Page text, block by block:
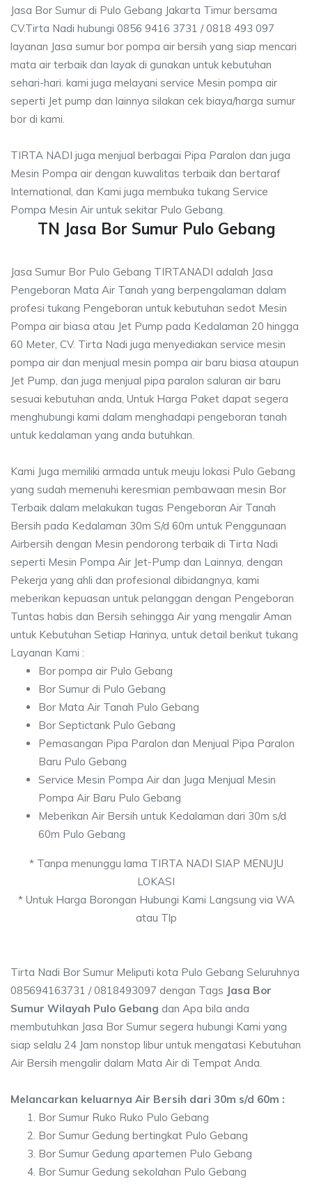
Jasa Bor Sumur di Pulo Gebang Jakarta Timur bersama
CV.Tirta Nadi hubungi 0856 9416 3731 / 0818 493 097
layanan Jasa sumur bor pompa air bersih yang siap mencari
mata air terbaik dan layak di gunakan untuk kebutuhan
sehari-hari. kami juga melayani service Mesin pompa air
seperti Jet pump dan lainnya silakan cek biaya/harga sumur
bor di kami.
TIRTA NADI juga menjual berbagai Pipa Paralon dan juga
Mesin Pompa air dengan kuwalitas terbaik dan bertaraf
International, dan Kami juga membuka tukang Service
Pompa Mesin Air untuk sekitar Pulo Gebang.
TN Jasa Bor Sumur Pulo Gebang
Jasa Sumur Bor Pulo Gebang TIRTANADI adalah Jasa
Pengeboran Mata Air Tanah yang berpengalaman dalam
profesi tukang Pengeboran untuk kebutuhan sedot Mesin
Pompa air biasa atau Jet Pump pada Kedalaman 20 hingga
60 Meter, CV. Tirta Nadi juga menyediakan service mesin
pompa air dan menjual mesin pompa air baru biasa ataupun
Jet Pump, dan juga menjual pipa paralon saluran air baru
sesuai kebutuhan anda, Untuk Harga Paket dapat segera
menghubungi kami dalam menghadapi pengeboran tanah
untuk kedalaman yang anda butuhkan.
Kami Juga memiliki armada untuk meuju lokasi Pulo Gebang
yang sudah memenuhi keresmian pembawaan mesin Bor
Terbaik dalam melakukan tugas Pengeboran Air Tanah
Bersih pada Kedalaman 30m S/d 60m untuk Penggunaan
Airbersih dengan Mesin pendorong terbaik di Tirta Nadi
seperti Mesin Pompa Air Jet-Pump dan Lainnya, dengan
Pekerja yang ahli dan profesional dibidangnya, kami
meberikan kepuasan untuk pelanggan dengan Pengeboran
Tuntas habis dan Bersih sehingga Air yang mengalir Aman
untuk Kebutuhan Setiap Harinya, untuk detail berikut tukang
Layanan Kami :
Bor pompa air Pulo Gebang
Bor Sumur di Pulo Gebang
Bor Mata Air Tanah Pulo Gebang
Bor Septictank Pulo Gebang
Pemasangan Pipa Paralon dan Menjual Pipa Paralon
Baru Pulo Gebang
Service Mesin Pompa Air dan Juga Menjual Mesin
Pompa Air Baru Pulo Gebang
Meberikan Air Bersih untuk Kedalaman dari 30m s/d
60m Pulo Gebang
* Tanpa menunggu lama TIRTA NADI SIAP MENUJU
LOKASI
* Untuk Harga Borongan Hubungi Kami Langsung via WA
atau Tlp
Tirta Nadi Bor Sumur Meliputi kota Pulo Gebang Seluruhnya
085694163731 / 0818493097 dengan Tags Jasa Bor
Sumur Wilayah Pulo Gebang dan Apa bila anda
membutuhkan Jasa Bor Sumur segera hubungi Kami yang
siap selalu 24 Jam nonstop libur untuk mengatasi Kebutuhan
Air Bersih mengalir dalam Mata Air di Tempat Anda.
Melancarkan keluarnya Air Bersih dari 30m s/d 60m :
Bor Sumur Ruko Ruko Pulo Gebang
Bor Sumur Gedung bertingkat Pulo Gebang
Bor Sumur Gedung apartemen Pulo Gebang
Bor Sumur Gedung sekolahan Pulo Gebang